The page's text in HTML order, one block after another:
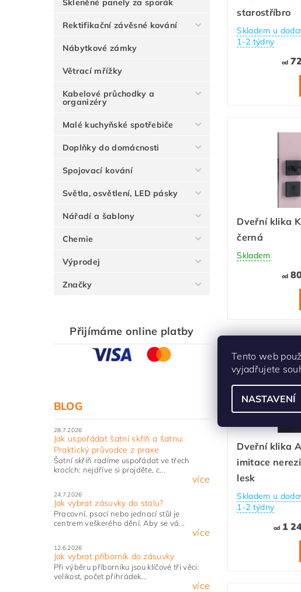
Skleněné panely za sporák
Rektifikační závěsné kování
Nábytkové zámky
Větrací mřížky
Kabelové průchodky a
organizéry
Malé kuchyňské spotřebiče
Doplňky do domácnosti
Spojovací kování
Světla, osvětlení, LED pásky
Nářadí a šablony
Chemie
Výprodej
Značky
Přijímáme online platby
BLOG
28.7.2026
Jak uspořádat šatní skříň a šatnu:
Praktický průvodce z praxe
Šatní skříň radíme uspořádat ve třech
krocích: nejdříve si projděte, c...
více
24.7.2026
Jak vybrat zásuvky do stolu?
Pracovní, psací nebo jednací stůl je
centrem veškerého dění. Aby se vá...
více
12.6.2026
Jak vybrat příborník do zásuvky
Při výběru příborníku jsou klíčové tři věci:
velikost, počet přihrádek...
více
starostříbro
Skladem u
1-2 týdny
od
Dveřní klika
černá
Skladem
od
Dveřní klika
imitace
lesk
Skladem u
1-2 týdny
od1
Tento web
vyjadřujete
NASTAVENÍ